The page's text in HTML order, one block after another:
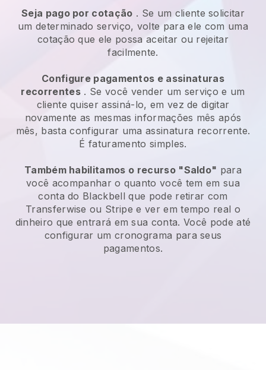
Seja pago por cotação . Se um cliente solicitar
um determinado serviço, volte para ele com uma
cotação que ele possa aceitar ou rejeitar
facilmente.
Configure pagamentos e assinaturas
recorrentes. Se você vender um serviço e um
cliente quiser assiná-lo, em vez de digitar
novamente as mesmas informações mês após
mês, basta configurar uma assinatura recorrente.
É faturamento simples.
Também habilitamos o recurso "Saldo" para
você acompanhar o quanto você tem em sua
conta do Blackbell que pode retirar com
Transferwise ou Stripe e ver em tempo real o
dinheiro que entrará em sua conta. Você pode até
configurar um cronograma para seus
pagamentos.